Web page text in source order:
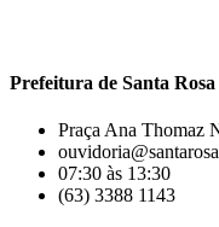
Prefeitura de Santa Rosa
Praça Ana Thomaz
07:30 às 13:30
(63) 3388 1143